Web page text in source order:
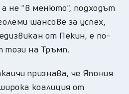
не "в менюто", подходът
шансове за успех,
от Пекин, е по-
този на Тръмп.
признава, че Япония
коалиция от